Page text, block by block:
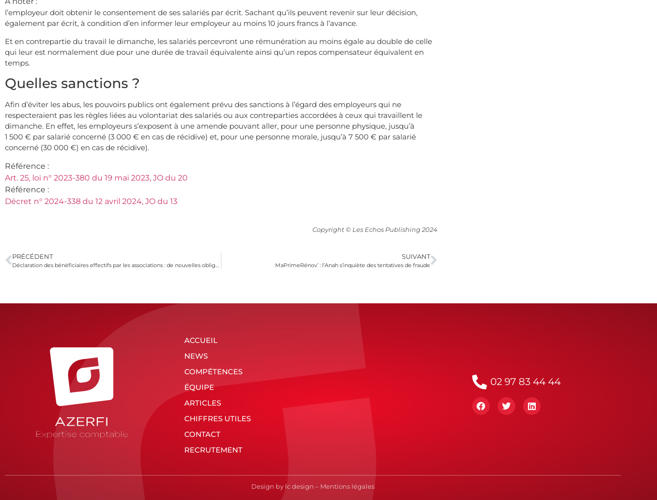
l’employeur doit obtenir le consentement de ses salariés par écrit. Sachant qu’ils peuvent revenir sur leur décision,
également par écrit, à condition d’en informer leur employeur au moins 10 jours francs à l’avance.
Et en contrepartie du travail le dimanche, les salariés percevront une rémunération au moins égale au double de celle
qui leur est normalement due pour une durée de travail équivalente ainsi qu’un repos compensateur équivalent en
temps.
Quelles sanctions ?
Afin d’éviter les abus, les pouvoirs publics ont également prévu des sanctions à l’égard des employeurs qui ne
respecteraient pas les règles liées au volontariat des salariés ou aux contreparties accordées à ceux qui travaillent le
dimanche. En effet, les employeurs s’exposent à une amende pouvant aller, pour une personne physique, jusqu’à
1 500 € par salarié concerné (3 000 € en cas de récidive) et, pour une personne morale, jusqu’à 7 500 € par salarié
concerné (30 000 €) en cas de récidive).
Référence :
Art. 25, loi n° 2023-380 du 19 mai 2023, JO du 20
Référence :
Décret n° 2024-338 du 12 avril 2024, JO du 13
Copyright © Les Echos Publishing 2024
PRÉCÉDENT
Déclaration des bénéficiaires effectifs par les associations : de nouvelles obligations
SUIVANT
MaPrimeRénov’ : l’Anah s’inquiète des tentatives de fraude
ACCUEIL
NEWS
COMPÉTENCES
ÉQUIPE
ARTICLES
CHIFFRES UTILES
CONTACT
RECRUTEMENT
02 97 83 44 44
Design by lc design – Mentions légales